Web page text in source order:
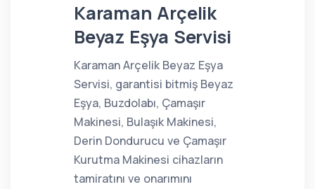
Karaman Arçelik
Beyaz Eşya Servisi
Karaman Arçelik Beyaz Eşya
Servisi, garantisi bitmiş Beyaz
Eşya, Buzdolabı, Çamaşır
Makinesi, Bulaşık Makinesi,
Derin Dondurucu ve Çamaşır
Kurutma Makinesi cihazların
tamiratını ve onarımını